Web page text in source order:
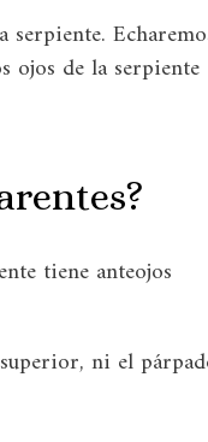
ojos de la serpiente
tiene anteojos
ni el